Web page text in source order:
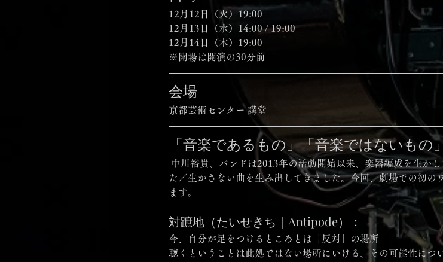
12月12日（火）19:00
12月13日（水）14:00 / 19:00
12月14日（木）19:00
※開場は開演の30分前
会場
京都芸術センター 講堂
「音楽であるもの」「音楽ではないもの
た／生かさない曲を生み出してきました。今回、劇場での初の
ます。
対蹠地（たいせきち｜Antipode）：
今、自分が足をつけるところとは「反対」の場所
聴くということは此処ではない場所にいける、その可能性につ